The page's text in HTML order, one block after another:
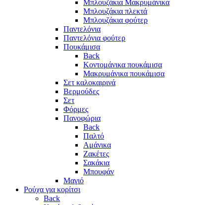
Μπλουζάκια Μακρυμάνικα
Μπλουζάκια πλεκτά
Μπλουζάκια φούτερ
Παντελόνια
Παντελόνια φούτερ
Πουκάμισα
Back
Κοντομάνικα πουκάμισα
Μακρυμάνικα πουκάμισα
Σετ καλοκαιρινά
Βερμούδες
Σετ
Φόρμες
Πανοφώρια
Back
Παλτό
Αμάνικα
Ζακέτες
Σακάκια
Μπουφάν
Μαγιό
Ρούχα για κορίτσι
Back